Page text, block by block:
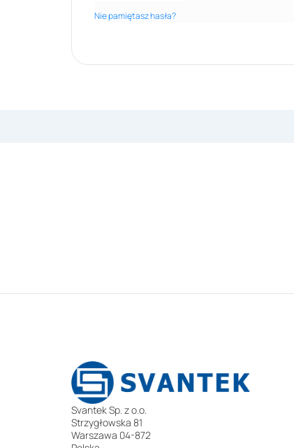
Nie pamiętasz hasła?
Svantek Sp. z o.o.
Strzygłowska 81
Warszawa 04-872